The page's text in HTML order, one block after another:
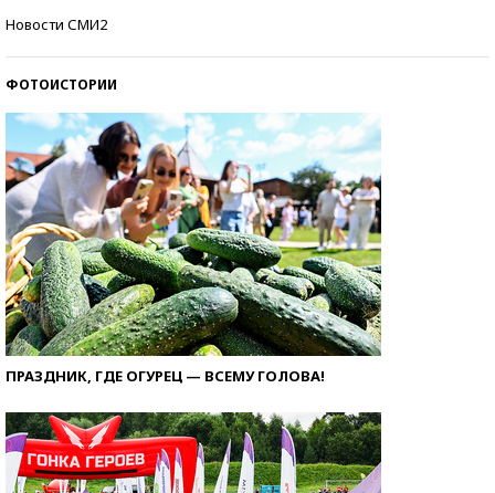
Новости СМИ2
ФОТОИСТОРИИ
ПРАЗДНИК, ГДЕ ОГУРЕЦ — ВСЕМУ ГОЛОВА!